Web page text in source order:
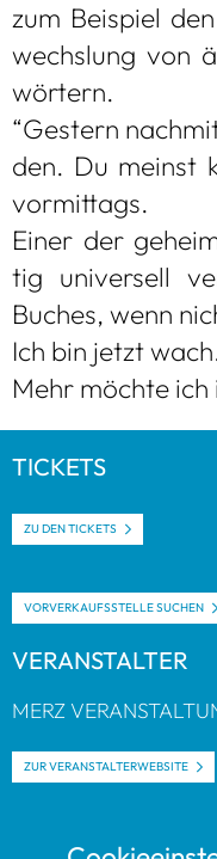
zum Bei­spiel
wechs­lung von
wör­tern.
“Ges­tern
den. Du meinst
vor­mit­tags.
Einer der
tig uni­ver­sell
Buches, wenn
Ich bin jetzt
Mehr möchte
TICKETS
ZU DEN TICKETS
VOR­VER­KAUFS­STELLE SUCHEN
VER­AN­STAL­TER
MERZ
ZUR VER­AN­STAL­TER­WEB­SITE